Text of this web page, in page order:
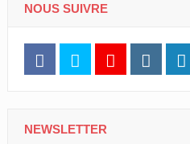
NOUS SUIVRE
NEWSLETTER